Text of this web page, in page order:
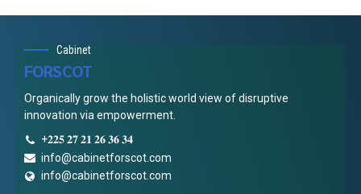
Cabinet
FORSCOT
Organically grow the holistic world view of disruptive
innovation via empowerment.
+𝟐𝟐𝟓 𝟐𝟕 𝟐𝟏 𝟐𝟔 𝟑𝟔 𝟑𝟒
info@cabinetforscot.com
info@cabinetforscot.com